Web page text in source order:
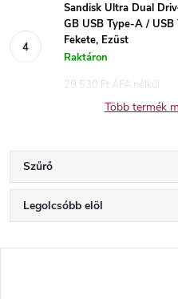
Sandisk Ultra Dual
GB USB Type-A /
Fekete, Ezüst
Raktáron
29 530 Ft ÁFA nélkül
Több termék
Szűrő
T
e
Legolcsóbb elöl